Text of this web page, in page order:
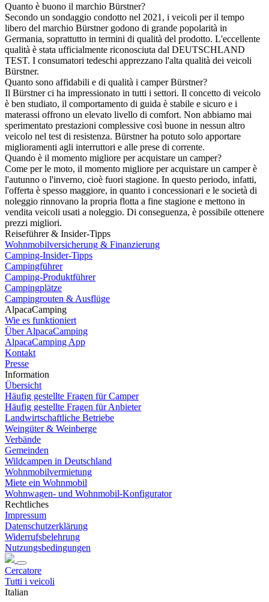
Quanto è buono il marchio Bürstner?
Secondo un sondaggio condotto nel 2021, i veicoli per il tempo
libero del marchio Bürstner godono di grande popolarità in
Germania, soprattutto in termini di qualità del prodotto. L'eccellente
qualità è stata ufficialmente riconosciuta dal DEUTSCHLAND
TEST. I consumatori tedeschi apprezzano l'alta qualità dei veicoli
Bürstner.
Quanto sono affidabili e di qualità i camper Bürstner?
Il Bürstner ci ha impressionato in tutti i settori. Il concetto di veicolo
è ben studiato, il comportamento di guida è stabile e sicuro e i
materassi offrono un elevato livello di comfort. Non abbiamo mai
sperimentato prestazioni complessive così buone in nessun altro
veicolo nel test di resistenza. Bürstner ha potuto solo apportare
miglioramenti agli interruttori e alle prese di corrente.
Quando è il momento migliore per acquistare un camper?
Come per le moto, il momento migliore per acquistare un camper è
l'autunno o l'inverno, cioè fuori stagione. In questo periodo, infatti,
l'offerta è spesso maggiore, in quanto i concessionari e le società di
noleggio rinnovano la propria flotta a fine stagione e mettono in
vendita veicoli usati a noleggio. Di conseguenza, è possibile ottenere
prezzi migliori.
Reiseführer & Insider-Tipps
Wohnmobilversicherung & Finanzierung
Camping-Insider-Tipps
Campingführer
Camping-Produktführer
Campingplätze
Campingrouten & Ausflüge
AlpacaCamping
Wie es funktioniert
Über AlpacaCamping
AlpacaCamping App
Kontakt
Presse
Information
Übersicht
Häufig gestellte Fragen für Camper
Häufig gestellte Fragen für Anbieter
Landwirtschaftliche Betriebe
Weingüter & Weinberge
Verbände
Gemeinden
Wildcampen in Deutschland
Wohnmobilvermietung
Miete ein Wohnmobil
Wohnwagen- und Wohnmobil-Konfigurator
Rechtliches
Impressum
Datenschutzerklärung
Widerrufsbelehrung
Nutzungsbedingungen
Cercatore
Tutti i veicoli
Italian